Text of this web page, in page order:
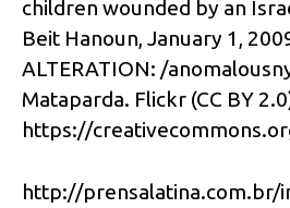
children wounded by an
Beit Hanoun, January 1,
ALTERATION: /
Mataparda. Flickr (CC BY
https://
http://prensalatina.com.br/